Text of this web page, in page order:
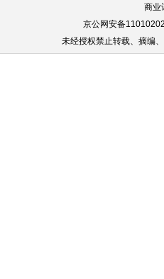
商业
京公网安备
未经授权禁止转载、摘编